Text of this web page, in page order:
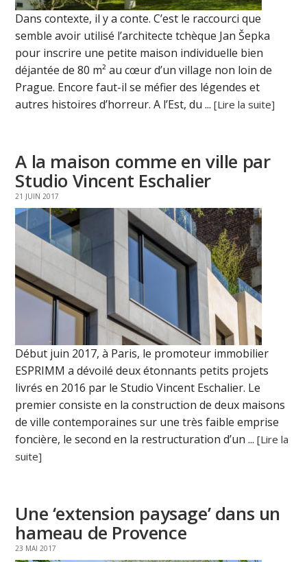
Dans contexte, il y a conte. C’est le raccourci que
semble avoir utilisé l’architecte tchèque Jan Šepka
pour inscrire une petite maison individuelle bien
déjantée de 80 m² au cœur d’un village non loin de
Prague. Encore faut-il se méfier des légendes et
autres histoires d’horreur. A l’Est, du ...[Lire la suite]
A la maison comme en ville par
Studio Vincent Eschalier
21 JUIN 2017
Début juin 2017, à Paris, le promoteur immobilier
ESPRIMM a dévoilé deux étonnants petits projets
livrés en 2016 par le Studio Vincent Eschalier. Le
premier consiste en la construction de deux maisons
de ville contemporaines sur une très faible emprise
foncière, le second en la restructuration d’un ...[Lire la
suite]
Une ‘extension paysage’ dans un
hameau de Provence
23 MAI 2017